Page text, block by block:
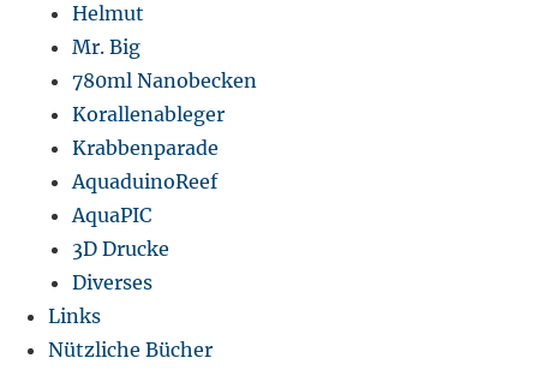
Helmut
Mr. Big
780ml Nanobecken
Korallenableger
Krabbenparade
AquaduinoReef
AquaPIC
3D Drucke
Diverses
Links
Nützliche Bücher